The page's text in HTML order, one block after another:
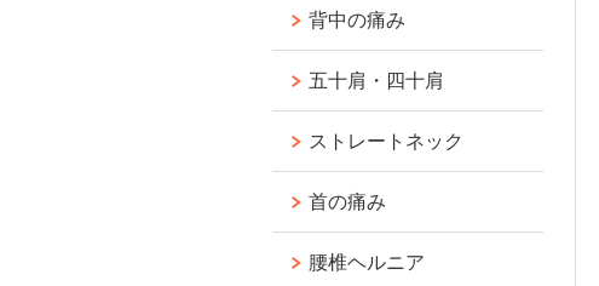
背中の痛み
五十肩・四十肩
ストレートネック
首の痛み
腰椎ヘルニア